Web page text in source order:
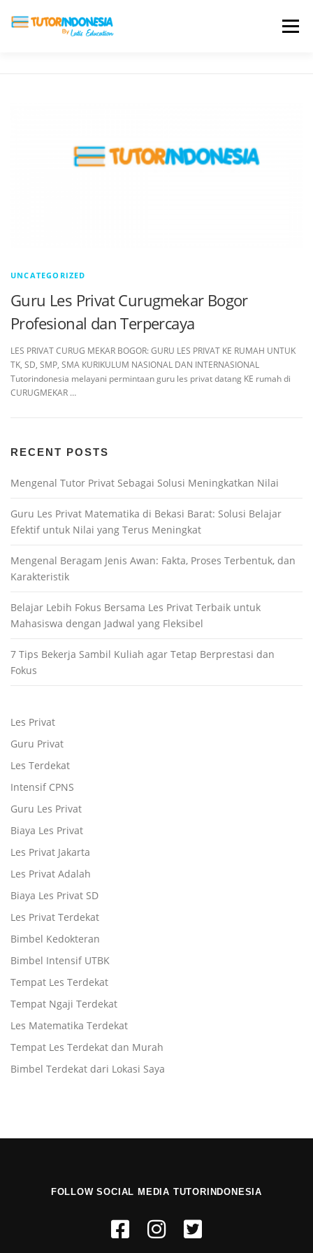
Menu
UNCATEGORIZED
Guru Les Privat Curugmekar Bogor
Profesional dan Terpercaya
LES PRIVAT CURUG MEKAR BOGOR: GURU LES PRIVAT KE RUMAH UNTUK
TK, SD, SMP, SMA KURIKULUM NASIONAL DAN INTERNASIONAL
Tutorindonesia melayani permintaan guru les privat datang KE rumah di
CURUGMEKAR …
RECENT POSTS
Mengenal Tutor Privat Sebagai Solusi Meningkatkan Nilai
Guru Les Privat Matematika di Bekasi Barat: Solusi Belajar
Efektif untuk Nilai yang Terus Meningkat
Mengenal Beragam Jenis Awan: Fakta, Proses Terbentuk, dan
Karakteristik
Belajar Lebih Fokus Bersama Les Privat Terbaik untuk
Mahasiswa dengan Jadwal yang Fleksibel
7 Tips Bekerja Sambil Kuliah agar Tetap Berprestasi dan
Fokus
Les Privat
Guru Privat
Les Terdekat
Intensif CPNS
Guru Les Privat
Biaya Les Privat
Les Privat Jakarta
Les Privat Adalah
Biaya Les Privat SD
Les Privat Terdekat
Bimbel Kedokteran
Bimbel Intensif UTBK
Tempat Les Terdekat
Tempat Ngaji Terdekat
Les Matematika Terdekat
Tempat Les Terdekat dan Murah
Bimbel Terdekat dari Lokasi Saya
FOLLOW SOCIAL MEDIA TUTORINDONESIA